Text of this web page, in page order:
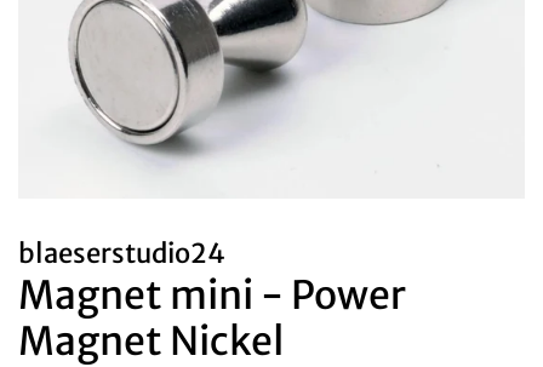
blaeserstudio24
Magnet mini - Power
Magnet Nickel